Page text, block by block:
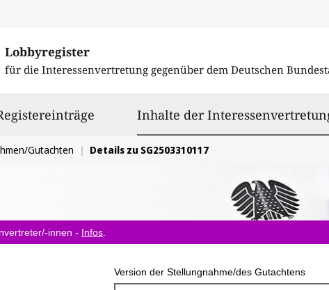
Lobbyregister
für die Interessenvertretung gegenüber dem Deutschen
Inhalte der
Gutachten Details zu SG2503310117
innen - Infos
Version der Stellungnahme/des Gutachtens